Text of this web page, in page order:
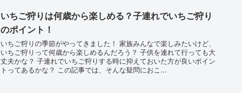
いちご狩りは何歳から楽しめる？子連れでいちご狩り
のポイント！
いちご狩りの季節がやってきました！ 家族みんなで楽しみたいけど、
いちご狩りって何歳から楽しめるんだろう？ 子供を連れて行っても大
丈夫かな？ 子連れでいちご狩りする時に抑えておいた方が良いポイン
トってあるかな？ この記事では、そんな疑問におこ...